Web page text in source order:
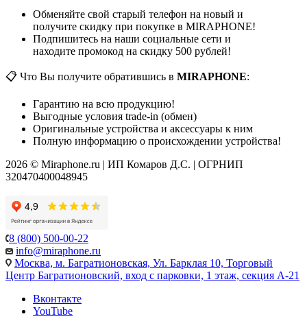
Обменяйте свой старый телефон на новый и
получите скидку при покупке в MIRAPHONE!
Подпишитесь на наши социальные сети и
находите промокод на скидку 500 рублей!
📋 Что Вы получите обратившись в MIRAPHONE:
Гарантию на всю продукцию!
Выгодные условия trade-in (обмен)
Оригинальные устройства и аксессуары к ним
Полную информацию о происхождении устройства!
2026 © Miraphone.ru | ИП Комаров Д.С. | ОГРНИП
320470400048945
8 (800) 500-00-22
info@miraphone.ru
Москва, м. Багратионовская, Ул. Барклая 10, Торговый
Центр Багратионовский, вход с парковки, 1 этаж, секция А-21
Вконтакте
YouTube